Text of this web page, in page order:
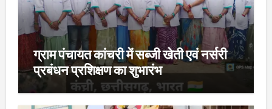
ग्राम पंचायत कांचरी में सब्जी खेती एवं नर्सरी
प्रबंधन प्रशिक्षण का शुभारंभ